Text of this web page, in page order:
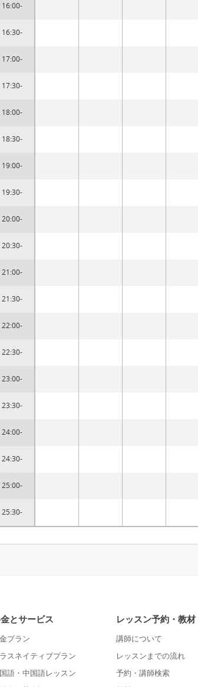
16:00-
16:30-
17:00-
17:30-
18:00-
18:30-
19:00-
19:30-
20:00-
20:30-
21:00-
21:30-
22:00-
22:30-
23:00-
23:30-
24:00-
24:30-
25:00-
25:30-
とサービス
プラン
スネイティブプラン
語・中国語レッスン
レッスン予約・教材
講師について
レッスンまでの流れ
予約・講師検索